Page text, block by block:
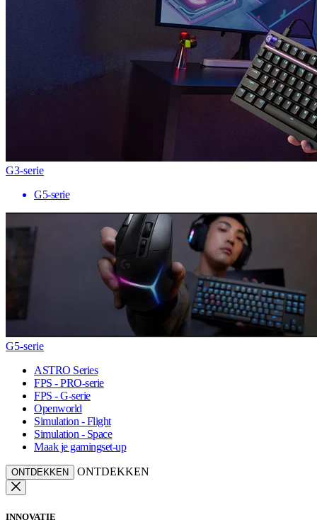
G3-serie
G5-serie
G5-serie
ASTRO Series
FPS - PRO-serie
FPS - G-serie
Openworld
Simulation - Flight
Simulation - Space
Maak je gamingset-up
ONTDEKKEN ONTDEKKEN
INNOVATIE